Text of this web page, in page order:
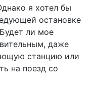
я хотел бы
остановке
ли мое
даже
станцию ​​или
на поезд со